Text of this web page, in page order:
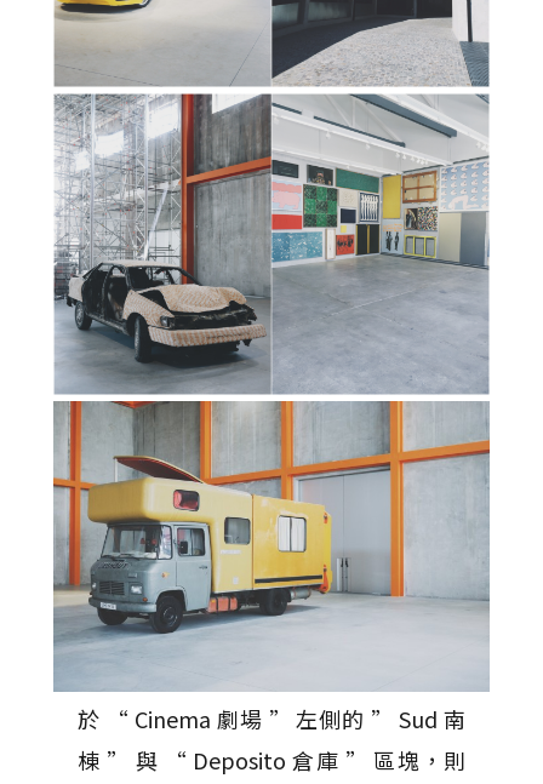
於 “ Cinema 劇場 ” 左側的 ” Sud 南
棟 ” 與 “ Deposito 倉庫 ” 區塊，則